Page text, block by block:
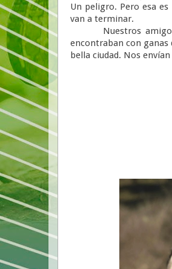
Un peligro. Pero esa
van a terminar.
Nuestros
encontraban con ganas
bella ciudad. Nos